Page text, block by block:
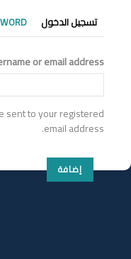
التبويبات
الأساسية
تسجيل الدخول
or email address
sent to your registered
email address.